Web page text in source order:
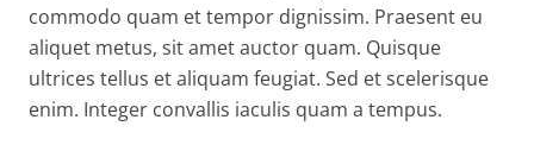
commodo quam et tempor dignissim. Praesent eu
aliquet metus, sit amet auctor quam. Quisque
ultrices tellus et aliquam feugiat. Sed et scelerisque
enim. Integer convallis iaculis quam a tempus.